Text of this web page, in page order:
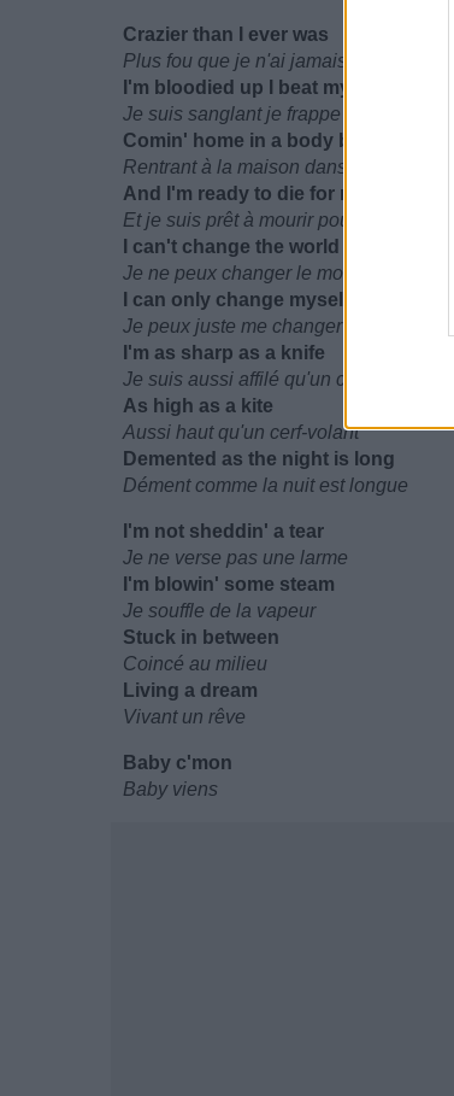
Crazier than I ever was
Plus fou que je n'ai jamais été
I'm bloodied up I beat my skull in
Je suis sanglant je frappe mon crâne
Comin' home in a body bag
Rentrant à la maison dans un corps tué
And I'm ready to die for rock 'n' roll
Et je suis prêt à mourir pour le rock'n'roll
I can't change the world
Je ne peux changer le monde
I can only change myself
Je peux juste me changer moi
I'm as sharp as a knife
Je suis aussi affilé qu'un couteau
As high as a kite
Aussi haut qu'un cerf-volant
Demented as the night is long
Dément comme la nuit est longue
I'm not sheddin' a tear
Je ne verse pas une larme
I'm blowin' some steam
Je souffle de la vapeur
Stuck in between
Coincé au milieu
Living a dream
Vivant un rêve
Baby c'mon
Baby viens